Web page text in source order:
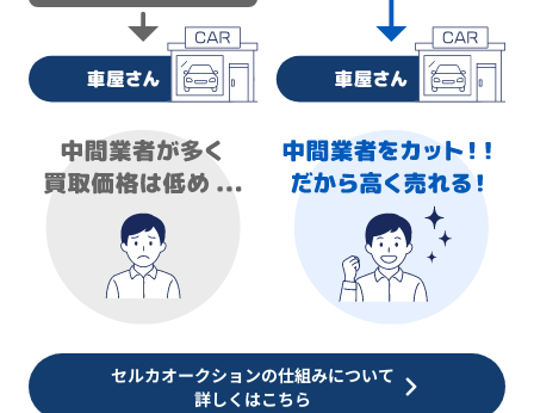
セルカオークションの仕組みについて
詳しくはこちら